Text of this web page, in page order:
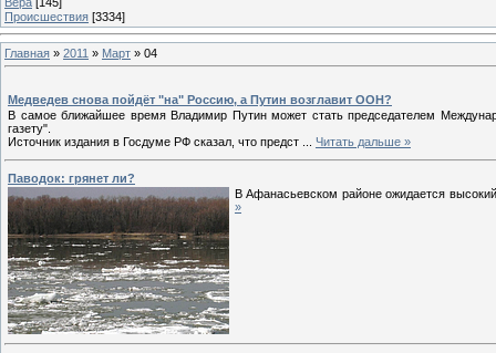
Происшествия [3334]
Главная » 2011 » Март » 04
Медведев снова пойдёт "на" Россию, а Путин возглавит ООН?
В самое ближайшее время Владимир Путин может стать председателем
газету".
Источник издания в Госдуме РФ сказал, что предст
Читать дальше »
Паводок: грянет ли?
В Афанасьевском районе ожидается
»